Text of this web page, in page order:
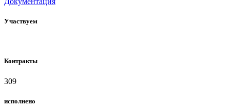
Участвуем
Контракты
309
исполнено